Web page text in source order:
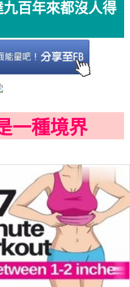
百年來都沒人得
一種境界